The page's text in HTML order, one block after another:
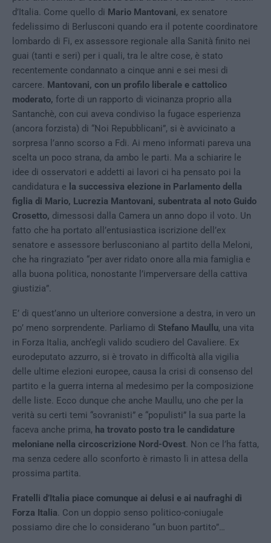
d’Italia. Come quello di Mario Mantovani, ex senatore
fedelissimo di Berlusconi quando era il potente coordinatore
lombardo di Fi, ex assessore regionale alla Sanità finito nei
guai (tanti e seri) per i quali, tra le altre cose, è stato
recentemente condannato a cinque anni e sei mesi di
carcere. Mantovani, con un profilo liberale e cattolico
moderato, forte di un rapporto di vicinanza proprio alla
Santanchè, con cui aveva condiviso la fugace esperienza
(ancora forzista) di “Noi Repubblicani”, si è avvicinato a
sorpresa l’anno scorso a Fdi. Ai meno informati pareva una
scelta un poco strana, da ambo le parti. Ma a schiarire le
idee di osservatori e addetti ai lavori ci ha pensato poi la
candidatura e la successiva elezione in Parlamento della
figlia di Mario, Lucrezia Mantovani, subentrata al noto Guido
Crosetto, dimessosi dalla Camera un anno dopo il voto. Un
fatto che ha portato all’entusiastica iscrizione dell’ex
senatore e assessore berlusconiano al partito della Meloni,
che ha ringraziato “per aver ridato onore alla mia famiglia e
alla buona politica, nonostante l’imperversare della cattiva
giustizia”.
E’ di quest’anno un ulteriore conversione a destra, in vero un
po’ meno sorprendente. Parliamo di Stefano Maullu, una vita
in Forza Italia, anch’egli valido scudiero del Cavaliere. Ex
eurodeputato azzurro, si è trovato in difficoltà alla vigilia
delle ultime elezioni europee, causa la crisi di consenso del
partito e la guerra interna al medesimo per la composizione
delle liste. Ecco dunque che anche Maullu, uno che per la
verità su certi temi “sovranisti” e “populisti” la sua parte la
faceva anche prima, ha trovato posto tra le candidature
meloniane nella circoscrizione Nord-Ovest. Non ce l’ha fatta,
ma senza cedere allo sconforto è rimasto lì in attesa della
prossima partita.
Fratelli d’Italia piace comunque ai delusi e ai naufraghi di
Forza Italia. Con un doppio senso politico-coniugale
possiamo dire che lo considerano “un buon partito”…